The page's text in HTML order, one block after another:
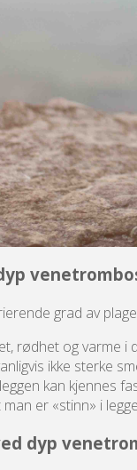
grad av
rødhet og varme i
ikke sterke
kan kjennes
er «stinn» i
dyp